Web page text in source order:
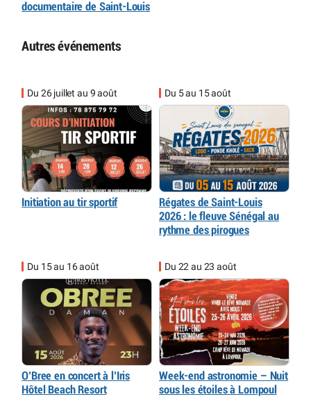
documentaire de Saint-Louis
Autres événements
Du 26 juillet au 9 août
Initiation au tir sportif
Du 5 au 15 août
Régates de Saint-Louis
2026 : le fleuve Sénégal au
rythme des pirogues
Du 15 au 16 août
O’Bree en concert à l’Iris
Hôtel Beach Resort
Du 22 au 23 août
Week-end astronomie – Nuit
sous les étoiles à Lompoul